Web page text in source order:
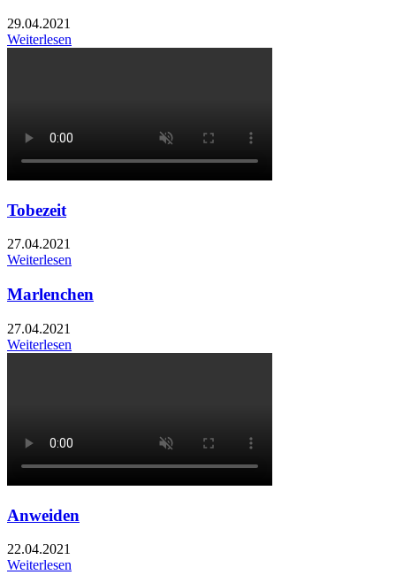
29.04.2021
Weiterlesen
Tobezeit
27.04.2021
Weiterlesen
Marlenchen
27.04.2021
Weiterlesen
Anweiden
22.04.2021
Weiterlesen